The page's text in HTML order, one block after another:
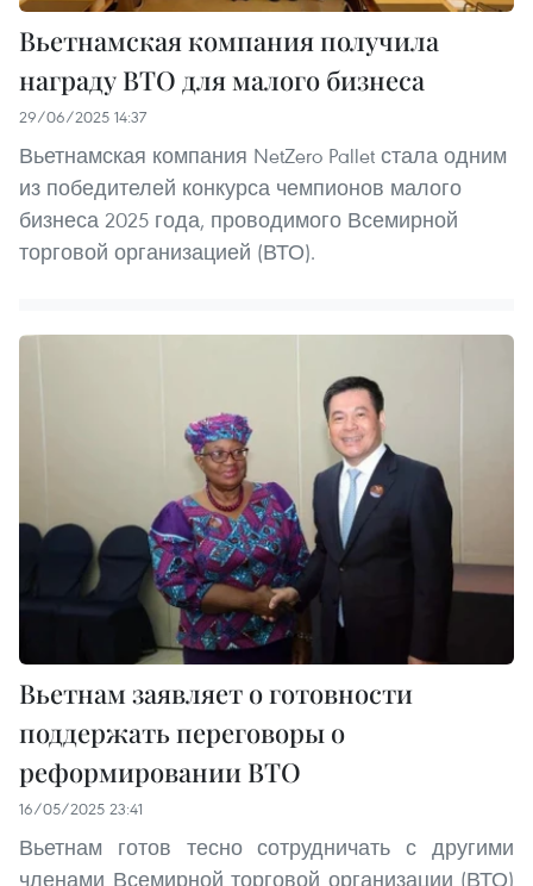
Вьетнамская компания получила
награду ВТО для малого бизнеса
29/06/2025 14:37
Вьетнамская компания NetZero Pallet стала одним
из победителей конкурса чемпионов малого
бизнеса 2025 года, проводимого Всемирной
торговой организацией (ВТО).
Вьетнам заявляет о готовности
поддержать переговоры о
реформировании ВТО
16/05/2025 23:41
Вьетнам готов тесно сотрудничать с другими
членами Всемирной торговой организации (ВТО)